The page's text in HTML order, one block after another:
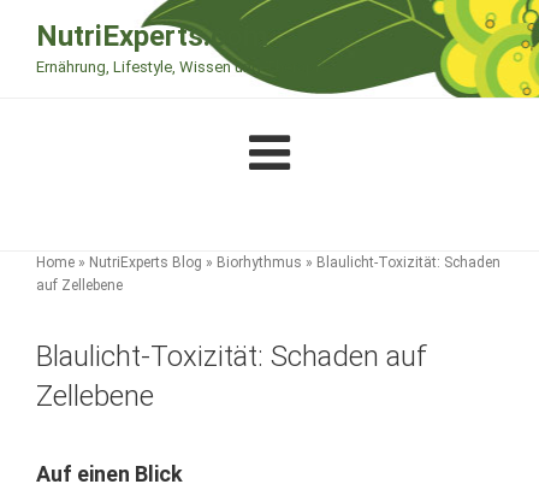
Inhalt
springen
NutriExperts.com
Ernährung, Lifestyle, Wissen und Therapie
Home » NutriExperts Blog » Biorhythmus » Blaulicht-Toxizität: Schaden
auf Zellebene
Blaulicht-Toxizität: Schaden auf
Zellebene
Auf einen Blick